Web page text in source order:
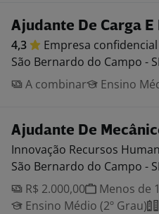
Ajudante De Carga E
4,3 Empresa confidencial
São Bernardo do Campo -
A combinar
Ensino
Ajudante De
Innovação Recursos
São Bernardo do Campo -
R$ 2.000,00
Menos de
Ensino Médio (2º Grau)